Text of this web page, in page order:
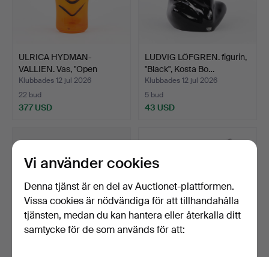
ULRICA HYDMAN-
VALLIEN. Vas, "Open
Minds", …
Klubbades 12 jul 2026
22 bud
377 USD
LUDVIG LÖFGREN. figurin,
"Black", Kosta Bo…
Klubbades 12 jul 2026
5 bud
43 USD
Vi använder cookies
Denna tjänst är en del av Auctionet-plattformen.
Vissa cookies är nödvändiga för att tillhandahålla
tjänsten, medan du kan hantera eller återkalla ditt
samtycke för de som används för att: